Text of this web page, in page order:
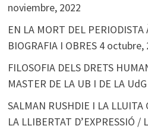
noviembre, 2022
EN LA MORT DEL PERIODISTA
BIOGRAFIA I OBRES 4 octubre,
FILOSOFIA DELS DRETS
MASTER DE LA UB I DE LA UdG
SALMAN RUSHDIE I LA LLUITA
LA LLIBERTAT D’EXPRESSIÓ /